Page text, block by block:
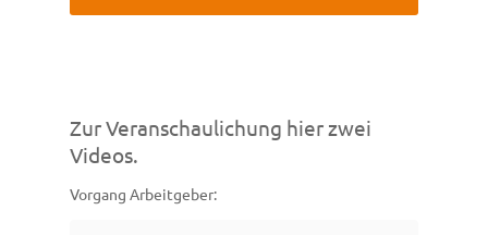
Zur Veranschaulichung hier zwei
Videos.
Vorgang Arbeitgeber: